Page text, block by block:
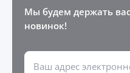
Мы будем держать
новинок!